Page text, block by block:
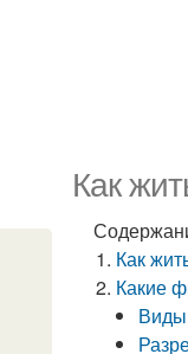
Как
Как
Какие
Виды